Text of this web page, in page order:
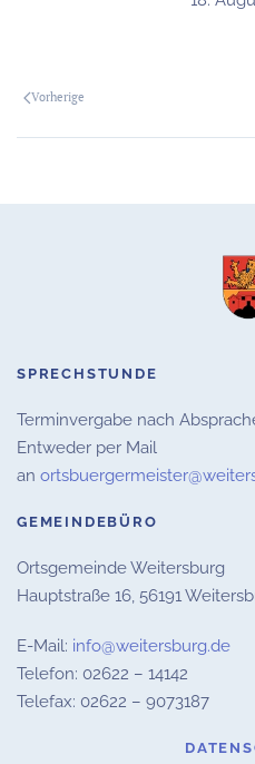
Vorherige
GEMEINDEBÜRO
Ortsgemeinde Weitersburg
Hauptstraße 16, 56191
E-Mail: info@weitersburg.de
Telefon: 02622 – 14142
Telefax: 02622 – 9073187
SPRECHSTUNDE
Terminvergabe nach
Entweder per Mail
an